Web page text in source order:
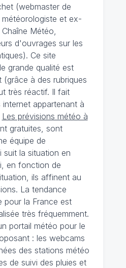
(webmaster de
et ex-
Météo,
d'ouvrages sur les
Ce site
grande qualité est
(grâce à des rubriques
très réactif. Il fait
internet appartenant à
Les prévisions météo à
gratuites, sont
équipe de
suit la situation en
en fonction de
ils affinent au
La tendance
pour la France est
très fréquemment.
portail météo pour le
: les webcams
des stations météo
de suivi des pluies et